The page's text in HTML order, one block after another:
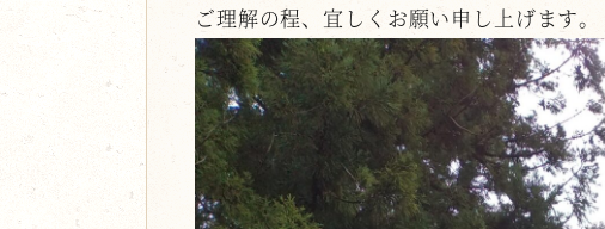
ご理解の程、宜しくお願い申し上げます。